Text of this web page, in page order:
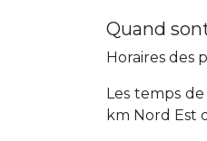
Quand
Horaires des
Les temps
km Nord Est